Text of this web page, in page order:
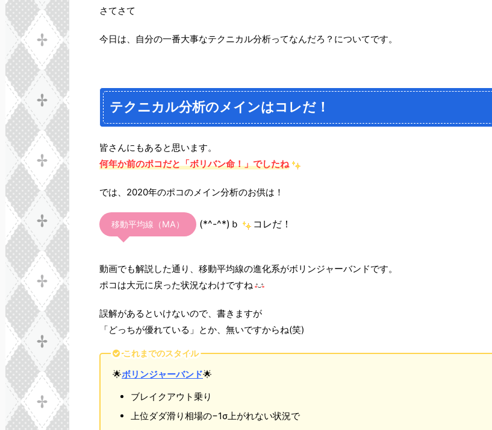
さてさて
今日は、自分の一番大事なテクニカル分析ってなんだろ？についてです。
テクニカル分析のメインはコレだ！
皆さんにもあると思います。
何年か前のポコだと「ボリバン命！」でしたね
では、2020年のポコのメイン分析のお供は！
移動平均線（MA） (*^-^*)ｂ コレだ！
動画でも解説した通り、移動平均線の進化系がボリンジャーバンドです。
ポコは大元に戻った状況なわけですね
誤解があるといけないので、書きますが
「どっちが優れている」とか、無いですからね(笑)
これまでのスタイル
🌟ボリンジャーバンド🌟
ブレイクアウト乗り
上位ダダ滑り相場の−1σ上がれない状況で